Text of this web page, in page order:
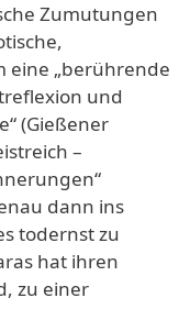
Zumutungen
eine „berührende
und
(Gießener
–
dann ins
todernst zu
hat ihren
zu einer